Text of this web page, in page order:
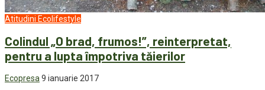
Atitudini Ecolifestyle
Colindul „O brad, frumos!”, reinterpretat,
pentru a lupta împotriva tăierilor
Ecopresa 9 ianuarie 2017